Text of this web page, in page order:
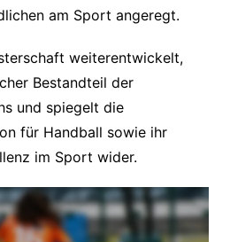
am Sport angeregt.
weiterentwickelt,
Bestandteil der
und spiegelt die
für Handball sowie ihr
im Sport wider.